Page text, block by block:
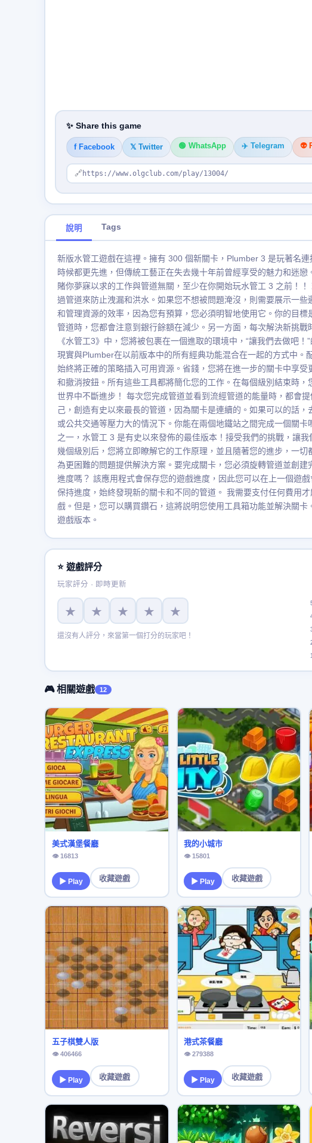
✨ Share this game
f Facebook 𝕏 Twitter 🟢 WhatsApp ✈️ Telegram 👽
🔗 https://www.olgclub.com/play/13004/
說明 Tags
新版水管工遊戲在這裡。擁有 300 個新關卡，Plumber 3 是玩著名
時候都更先進，但傳統工藝正在失去幾十年前曾經享受的魅力和迷
賭你夢寐以求的工作與管道無關，至少在你開始玩水管工 3 之前！
過管道來防止洩漏和洪水。如果您不想被問題淹沒，則需要展示一
和管理資源的效率，因為您有預算，您必須明智地使用它。你的目
管道時，您都會注意到銀行餘額在減少。另一方面，每次解決新挑
《水管工3》中，您將被包裹在一個進取的環境中，“讓我們去做吧
現實與Plumber在以前版本中的所有經典功能混合在一起的方式中
始終將正確的策略插入可用資源。省錢，您將在進一步的關卡中享
和撤消按鈕。所有這些工具都將簡化您的工作。在每個級別結束時
世界中不斷進步！ 每次您完成管道並看到流經管道的能量時，都會
己，創造有史以來最長的管道，因為關卡是連續的。如果可以的話
或公共交通等壓力大的情況下。你能在兩個地鐵站之間完成一個關
之一，水管工 3 是有史以來發佈的最佳版本！接受我們的挑戰，讓
幾個級別后，您將立即瞭解它的工作原理，並且隨著您的進步，一
為更困難的問題提供解決方案。要完成關卡，您必須旋轉管道並創
進度嗎？ 該應用程式會保存您的遊戲進度，因此您可以在上一個遊
保持進度，始終發現新的關卡和不同的管道。 我需要支付任何費用
戲。但是，您可以購買鑽石，這將説明您使用工具箱功能並解決關
遊戲版本。
⭐ 遊戲評分
玩家評分 · 即時更新
★ ★ ★ ★ ★
還沒有人評分，來當第一個打分的玩家吧！
🎮 相關遊戲 12
美式漢堡餐廳
👁 16813
▶ Play 收藏遊戲
我的小城市
👁 15801
▶ Play 收藏遊戲
五子棋雙人版
👁 406466
▶ Play 收藏遊戲
港式茶餐廳
👁 279388
▶ Play 收藏遊戲